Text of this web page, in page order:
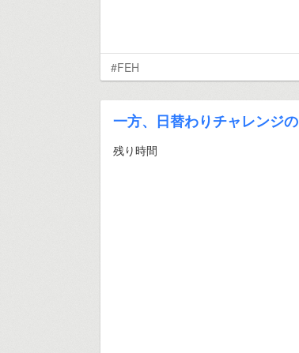
#FEH
一方、日替わりチャレンジの
残り時間